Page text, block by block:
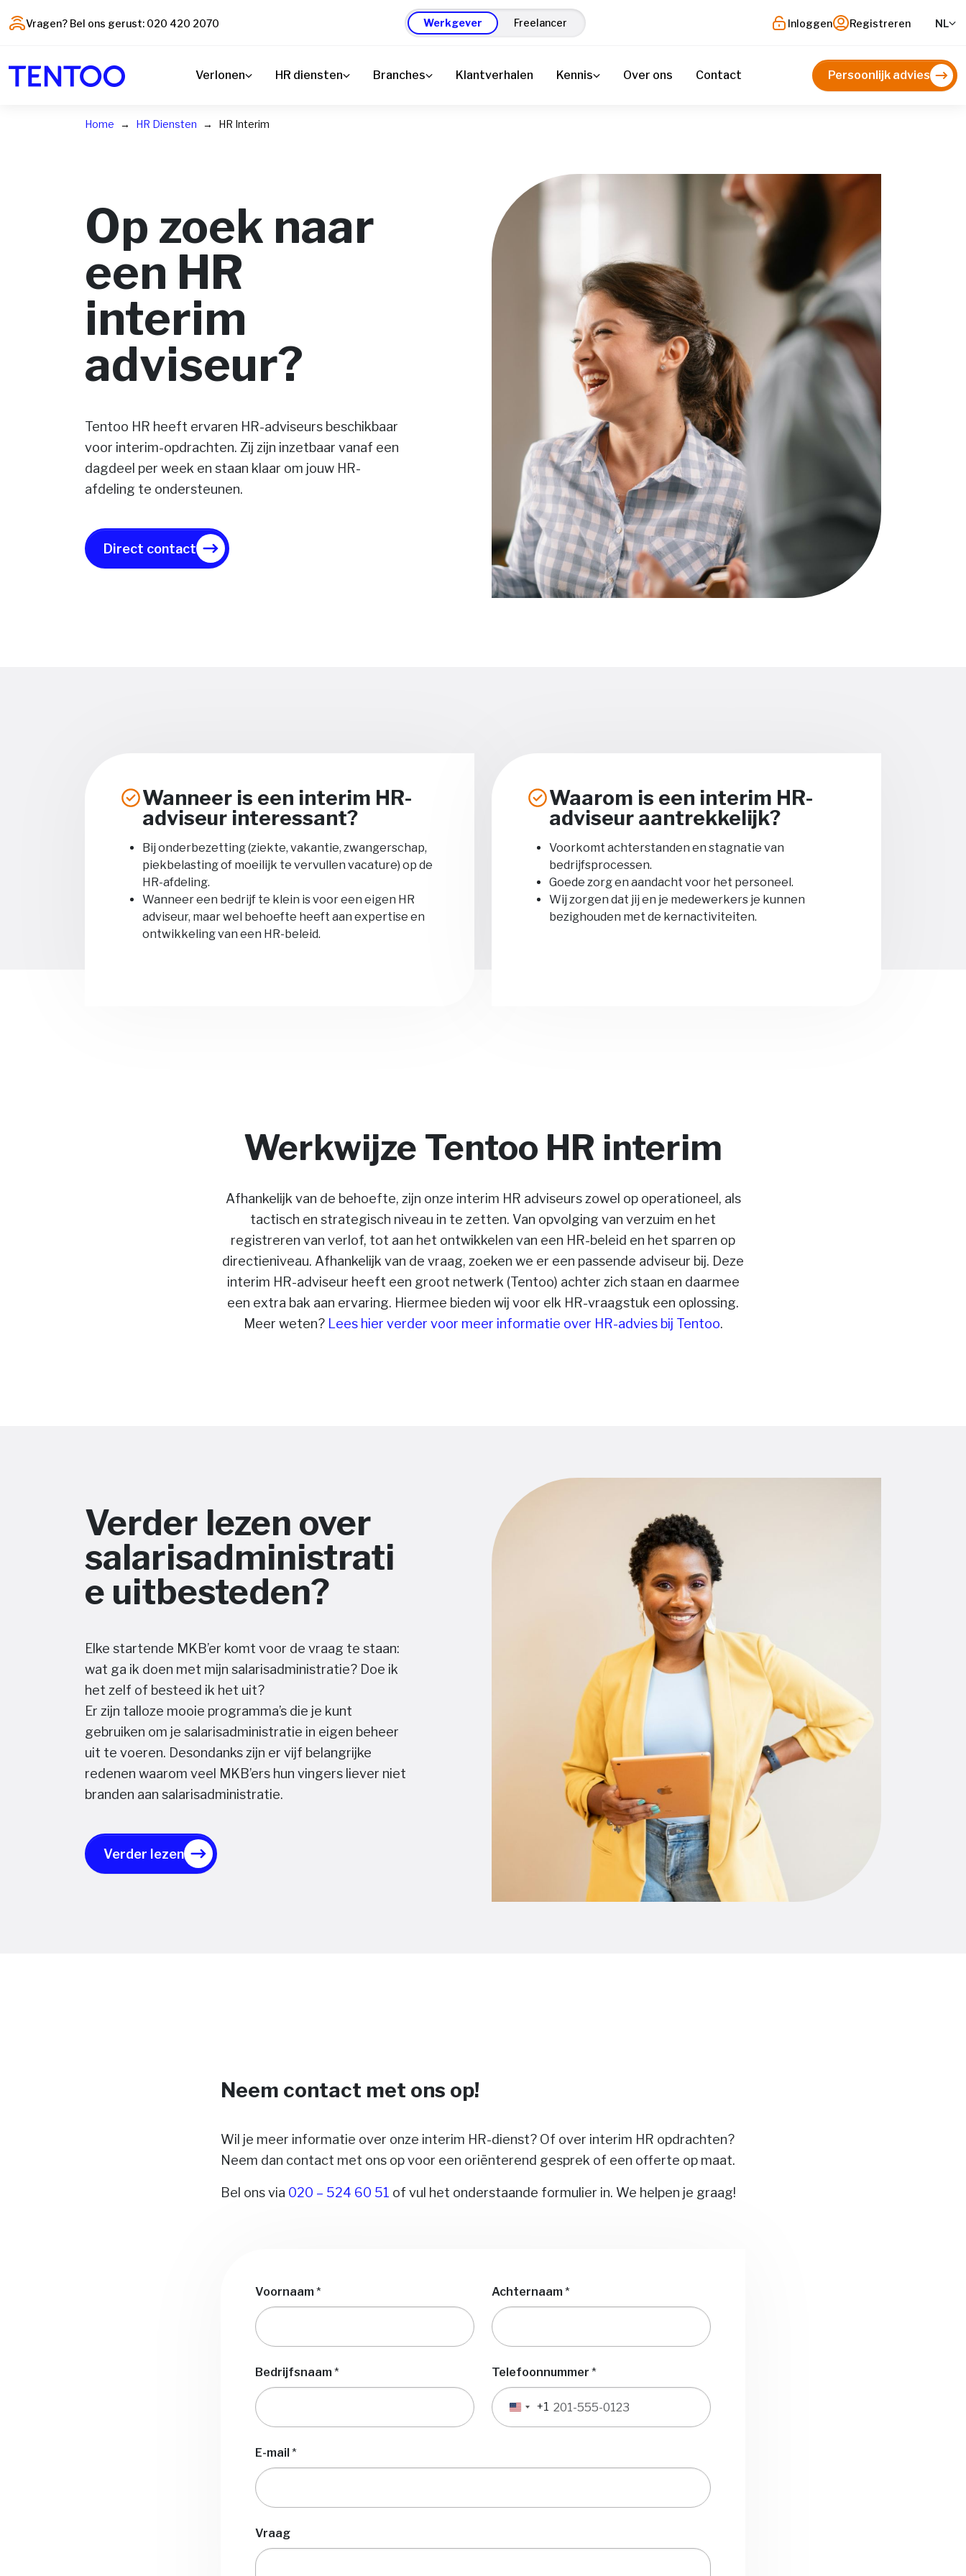
Vragen? Bel ons gerust: 020 420 2070 Werkgever Freelancer Inloggen Registreren NL
Verlonen HR diensten Branches Klantverhalen Kennis Over ons Contact Persoonlijk advies
Home HR Diensten HR Interim
Op zoek naar
een HR
interim
adviseur?
Tentoo HR heeft ervaren HR-adviseurs beschikbaar
voor interim-opdrachten. Zij zijn inzetbaar vanaf een
dagdeel per week en staan klaar om jouw HR-
afdeling te ondersteunen.
Direct contact
Wanneer is een interim HR-
adviseur interessant?
Bij onderbezetting (ziekte, vakantie, zwangerschap,
piekbelasting of moeilijk te vervullen vacature) op de
HR-afdeling.
Wanneer een bedrijf te klein is voor een eigen HR
adviseur, maar wel behoefte heeft aan expertise en
ontwikkeling van een HR-beleid.
Waarom is een interim HR-
adviseur aantrekkelijk?
Voorkomt achterstanden en stagnatie van
bedrijfsprocessen.
Goede zorg en aandacht voor het personeel.
Wij zorgen dat jij en je medewerkers je kunnen
bezighouden met de kernactiviteiten.
Werkwijze Tentoo HR interim
Afhankelijk van de behoefte, zijn onze interim HR adviseurs zowel op operationeel, als
tactisch en strategisch niveau in te zetten. Van opvolging van verzuim en het
registreren van verlof, tot aan het ontwikkelen van een HR-beleid en het sparren op
directieniveau. Afhankelijk van de vraag, zoeken we er een passende adviseur bij. Deze
interim HR-adviseur heeft een groot netwerk (Tentoo) achter zich staan en daarmee
een extra bak aan ervaring. Hiermee bieden wij voor elk HR-vraagstuk een oplossing.
Meer weten? Lees hier verder voor meer informatie over HR-advies bij Tentoo.
Verder lezen over
salarisadministrati
e uitbesteden?
Elke startende MKB’er komt voor de vraag te staan:
wat ga ik doen met mijn salarisadministratie? Doe ik
het zelf of besteed ik het uit?
Er zijn talloze mooie programma’s die je kunt
gebruiken om je salarisadministratie in eigen beheer
uit te voeren. Desondanks zijn er vijf belangrijke
redenen waarom veel MKB’ers hun vingers liever niet
branden aan salarisadministratie.
Verder lezen
Neem contact met ons op!
Wil je meer informatie over onze interim HR-dienst? Of over interim HR opdrachten?
Neem dan contact met ons op voor een oriënterend gesprek of een offerte op maat.
Bel ons via 020 – 524 60 51 of vul het onderstaande formulier in. We helpen je graag!
Voornaam* Achternaam*
Bedrijfsnaam* Telefoonnummer *
Verenigde
Staten
+1
E-mail*
Vraag